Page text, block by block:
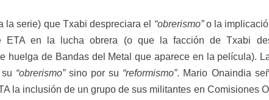
la serie) que Txabi despreciara el “obrerismo”o la
en la lucha obrera (o que la facción de Txabi
huelga de Bandas del Metal que aparece en la película).
“obrerismo”sino por su “reformismo”. Mario Onaindia
la inclusión de un grupo de sus militantes en Comisiones